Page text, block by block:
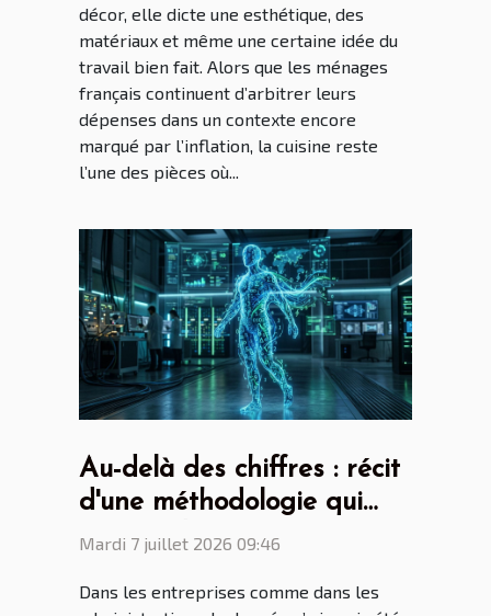
décor, elle dicte une esthétique, des
matériaux et même une certaine idée du
travail bien fait. Alors que les ménages
français continuent d’arbitrer leurs
dépenses dans un contexte encore
marqué par l’inflation, la cuisine reste
l’une des pièces où...
Au-delà des chiffres : récit
d'une méthodologie qui
surprend
Mardi 7 juillet 2026 09:46
Dans les entreprises comme dans les